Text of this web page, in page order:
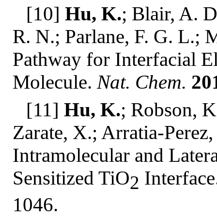
[10] Hu, K.; Blair, A.
R. N.; Parlane, F. G. L.;
Pathway for Interfacial
Molecule. Nat. Chem.
[11] Hu, K.; Robson,
Zarate, X.; Arratia-
Intramolecular and
Sensitized TiO2
1046.